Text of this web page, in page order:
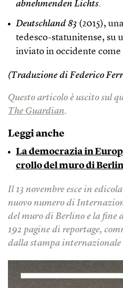
abnehmenden Lichts.
Deutschland 83 (2015),
tedesco-statunitense, su
inviato in occidente come
(Traduzione di Federico
Questo articolo è uscito sul
The Guardian.
Leggi anche
La democrazia in
crollo del muro di
Il 13 novembre esce in
nuovo numero di
del muro di Berlino e la fine
192 pagine di reportage,
dalla stampa internazionale